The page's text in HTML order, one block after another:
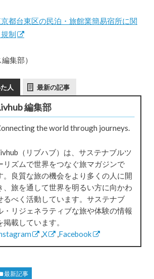
都台東区の民泊・旅館業簡易宿所に関
制
集部）
人 最新の記事
編集部
the world through journeys.
（リブハブ）は、サステナブルツ
リズムで世界をつなぐ旅マガジンで
。良質な旅の機会をより多くの人に開
、旅を通して世界を明るい方に向かわ
るべく活動しています。サステナブ
・リジェネラティブな旅や体験の情報
掲載しています。
,X ,Facebook
最新記事